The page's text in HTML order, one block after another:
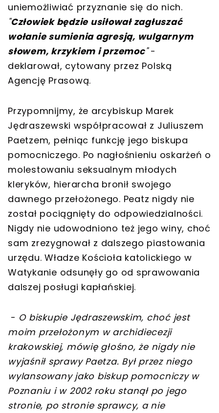
uniemożliwiać przyznanie się do nich.
"Człowiek będzie usiłował zagłuszać
wołanie sumienia agresją, wulgarnym
słowem, krzykiem i przemoc"-
deklarował, cytowany przez Polską
Agencję Prasową.
Przypomnijmy, że arcybiskup Marek
Jędraszewski współpracował z Juliuszem
Paetzem, pełniąc funkcję jego biskupa
pomocniczego. Po nagłośnieniu oskarżeń o
molestowaniu seksualnym młodych
kleryków, hierarcha bronił swojego
dawnego przełożonego. Peatz nigdy nie
został pociągnięty do odpowiedzialności.
Nigdy nie udowodniono też jego winy, choć
sam zrezygnował z dalszego piastowania
urzędu. Władze Kościoła katolickiego w
Watykanie odsunęły go od sprawowania
dalszej posługi kapłańskiej.
- O biskupie Jędraszewskim, choć jest
moim przełożonym w archidiecezji
krakowskiej, mówię głośno, że nigdy nie
wyjaśnił sprawy Paetza. Był przez niego
wylansowany jako biskup pomocniczy w
Poznaniu i w 2002 roku stanął po jego
stronie, po stronie sprawcy, a nie